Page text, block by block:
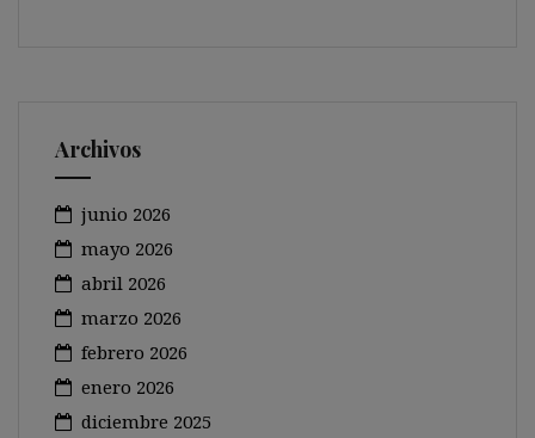
Archivos
junio 2026
mayo 2026
abril 2026
marzo 2026
febrero 2026
enero 2026
diciembre 2025